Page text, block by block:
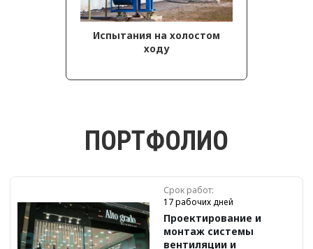
Испытания на холостом
ходу
ПОРТФОЛИО
Срок работ:
17 рабочих дней
Проектирование и
монтаж системы
вентиляции и